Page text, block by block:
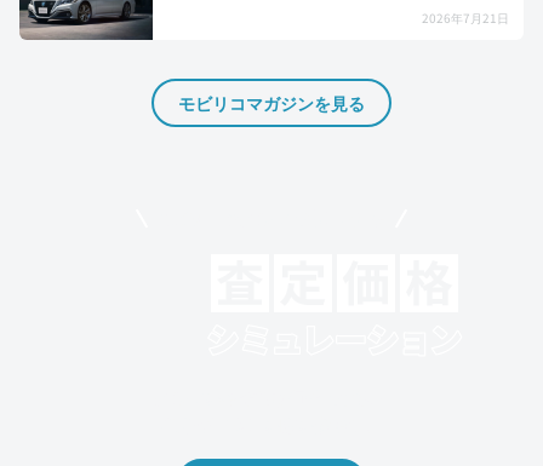
2026年7月21日
モビリコマガジンを見る